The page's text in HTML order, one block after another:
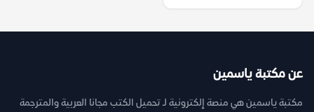
عن مكتبة ياسمين
مكتبة ياسمين هي منصة إلكترونية لـ تحميل الكتب مجانا العربية والمترجمة